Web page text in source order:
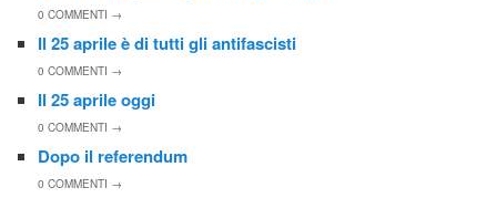
0COMMENTI →
Il 25 aprile è di tutti gli antifascisti
0COMMENTI →
Il 25 aprile oggi
0COMMENTI →
Dopo il referendum
0COMMENTI →